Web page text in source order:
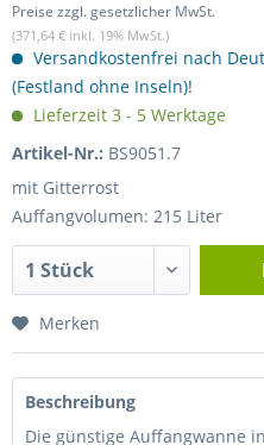
Preise zzgl. gesetzlicher MwSt.
(371,64 € inkl. 19% MwSt.)
Versandkostenfrei nach
(Festland ohne Inseln)!
Lieferzeit 3 - 5 Werktage
Artikel-Nr.: BS9051.7
mit Gitterrost
Auffangvolumen: 215 Liter
Merken
Beschreibung
Die günstige Auffangwanne